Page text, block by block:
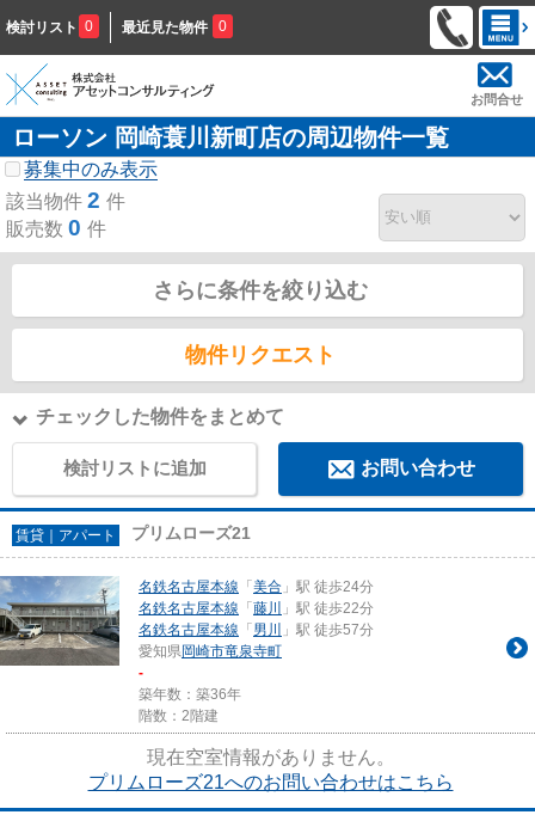
検討リスト 0 最近見た物件 0
お問合せ
ローソン 岡崎蓑川新町店の周辺物件一覧
募集中のみ表示
該当物件 2 件
販売数 0 件
さらに条件を絞り込む
物件リクエスト
チェックした物件をまとめて
検討リストに追加 お問い合わせ
賃貸｜アパート プリムローズ21
名鉄名古屋本線 「 美合 」駅 徒歩24分
名鉄名古屋本線 「 藤川
」駅 徒歩22分
名鉄名古屋本線 「 男川
」駅 徒歩57分
愛知県岡崎市竜泉寺町
-
築年数：築36年
階数：2階建
現在空室情報がありません。
プリムローズ21へのお問い合わせはこちら